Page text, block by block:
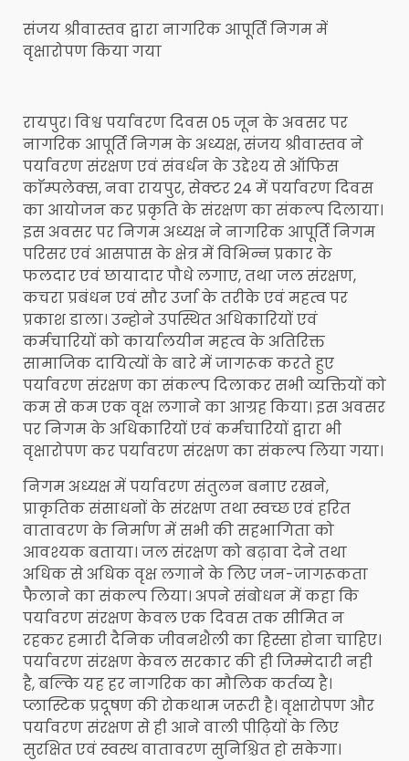
संजय श्रीवास्तव द्वारा नागरिक आपूर्ति निगम में
वृक्षारोपण किया गया
रायपुर। विश्व पर्यावरण दिवस 05 जून के अवसर पर
नागरिक आपूर्ति निगम के अध्यक्ष, संजय श्रीवास्तव ने
पर्यावरण संरक्षण एवं संवर्धन के उद्देश्य से ऑफिस
काॅम्पलेक्स, नवा रायपुर, सेक्टर 24 में पर्यावरण दिवस
का आयोजन कर प्रकृति के संरक्षण का संकल्प दिलाया।
इस अवसर पर निगम अध्यक्ष ने नागरिक आपूर्ति निगम
परिसर एवं आसपास के क्षेत्र में विभिन्न प्रकार के
फलदार एवं छायादार पौधे लगाए, तथा जल संरक्षण,
कचरा प्रबंधन एवं सौर उर्जा के तरीके एवं महत्व पर
प्रकाश डाला। उन्होने उपस्थित अधिकारियों एवं
कर्मचारियों को कार्यालयीन महत्व के अतिरिक्त
सामाजिक दायित्यों के बारे में जागरूक करते हुए
पर्यावरण संरक्षण का संकल्प दिलाकर सभी व्यक्तियों को
कम से कम एक वृक्ष लगाने का आग्रह किया। इस अवसर
पर निगम के अधिकारियों एवं कर्मचारियों द्वारा भी
वृक्षारोपण कर पर्यावरण संरक्षण का संकल्प लिया गया।
निगम अध्यक्ष में पर्यावरण संतुलन बनाए रखने,
प्राकृतिक संसाधनों के संरक्षण तथा स्वच्छ एवं हरित
वातावरण के निर्माण में सभी की सहभागिता को
आवश्यक बताया। जल संरक्षण को बढ़ावा देने तथा
अधिक से अधिक वृक्ष लगाने के लिए जन-जागरूकता
फैलाने का संकल्प लिया। अपने संबोधन में कहा कि
पर्यावरण संरक्षण केवल एक दिवस तक सीमित न
रहकर हमारी दैनिक जीवनशैली का हिस्सा होना चाहिए।
पर्यावरण संरक्षण केवल सरकार की ही जिम्मेदारी नही
है, बल्कि यह हर नागरिक का मौलिक कर्तव्य है।
प्लास्टिक प्रदूषण की रोकथाम जरूरी है। वृक्षारोपण और
पर्यावरण संरक्षण से ही आने वाली पीढ़ियों के लिए
सुरक्षित एवं स्वस्थ वातावरण सुनिश्चित हो सकेगा।